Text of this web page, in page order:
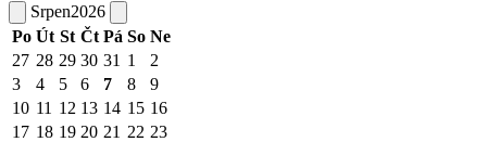
Srpen2026
Po Út St Čt Pá So Ne
27 28 29 30 31 1
2
3
4 5 6 7 8
9
10 11 12 13 14 15 16
17 18 19 20 21 22 23